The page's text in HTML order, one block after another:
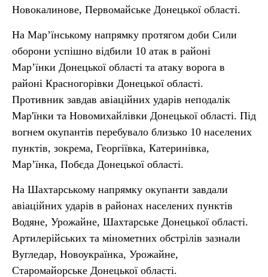
Новокалинове, Первомайське Донецької області.
На Мар’їнському напрямку протягом доби Сили
оборони успішно відбили 10 атак в районі
Мар’їнки Донецької області та атаку ворога в
районі Красногорівки Донецької області.
Противник завдав авіаційних ударів неподалік
Мар'їнки та Новомихайлівки Донецької області. Під
вогнем окупантів перебувало близько 10 населених
пунктів, зокрема, Георгіївка, Катеринівка,
Мар’їнка, Побєда Донецької області.
На Шахтарському напрямку окупанти завдали
авіаційних ударів в районах населених пунктів
Водяне, Урожайне, Шахтарське Донецької області.
Артилерійських та мінометних обстрілів зазнали
Вугледар, Новоукраїнка, Урожайне,
Старомайорське Донецької області.